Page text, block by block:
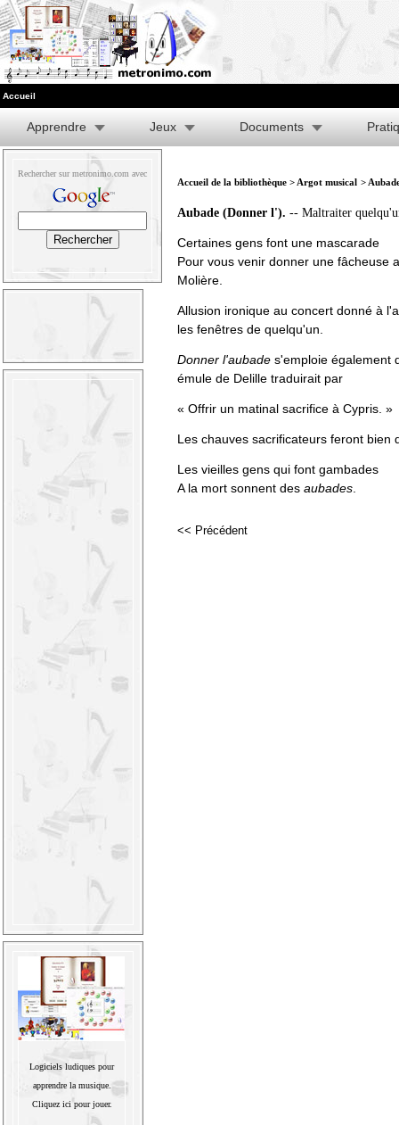
Accueil
Apprendre Jeux Documents
Rechercher sur metronimo.com avec
Logiciels ludiques pour
apprendre la musique.
Cliquez ici pour jouer.
Accueil de la bibliothèque > Argot musical >
Aubade (Donner l'). -- Maltraiter
Certaines gens font une mascarade
Pour vous venir donner une fâcheuse
Molière.
Allusion ironique au concert donné à
les fenêtres de quelqu'un.
Donner l'aubade s'emploie également
émule de Delille traduirait par
« Offrir un matinal sacrifice à Cypris. »
Les chauves sacrificateurs feront bien
Les vieilles gens qui font gambades
A la mort sonnent des aubades
<< Précédent